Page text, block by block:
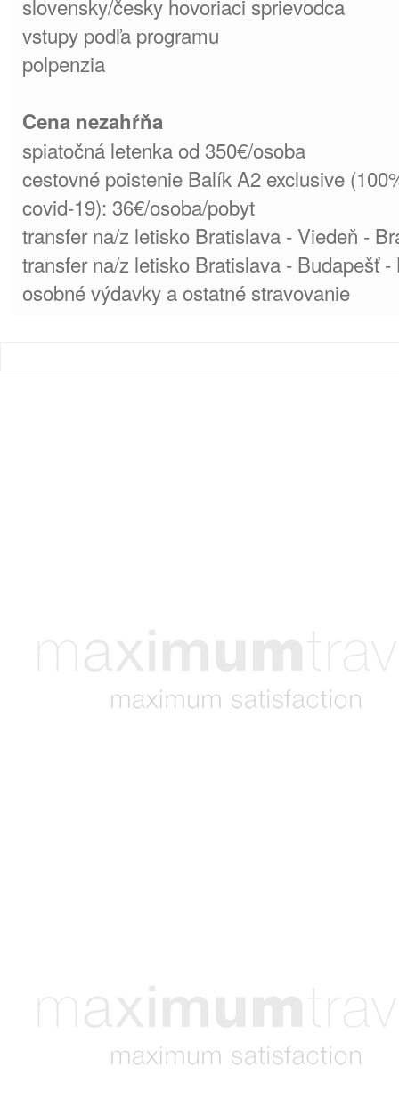
slovensky/česky hovoriaci sprievodca
vstupy podľa programu
polpenzia
Cena nezahŕňa
spiatočná letenka od 350€/osoba
cestovné poistenie Balík A2 exclusive
covid-19): 36€/osoba/pobyt
transfer na/z letisko Bratislava - Viedeň -
transfer na/z letisko Bratislava - Budapešť -
osobné výdavky a ostatné stravovanie